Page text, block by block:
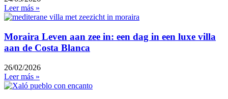
Leer más »
Moraira Leven aan zee in: een dag in een luxe villa
aan de Costa Blanca
26/02/2026
Leer más »